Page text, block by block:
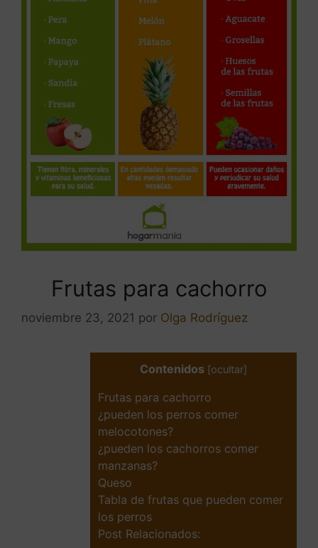
Frutas para cachorro
noviembre 23, 2021 por Olga Rodríguez
Contenidos [ocultar]
Frutas para cachorro
¿pueden los perros comer
melocotones?
¿pueden los cachorros comer
manzanas?
Queso
Tabla de frutas que pueden comer
los perros
Post Relacionados: